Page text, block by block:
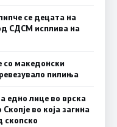
се децата на
СДСМ исплива на
со македонски
пилиња
едно лице во врска
во која загина
скопско